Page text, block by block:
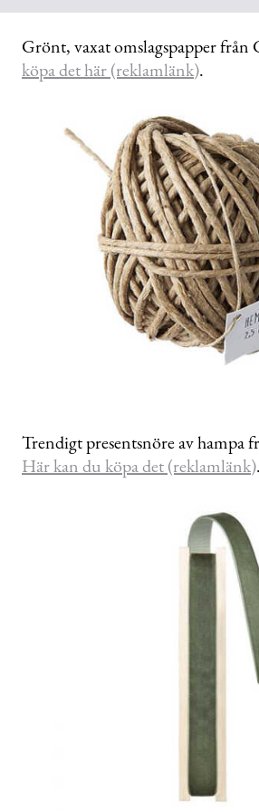
Grönt, vaxat omslagspapper från
köpa det här (reklamlänk).
Trendigt presentsnöre av hampa
Här kan du köpa det (reklamlänk).